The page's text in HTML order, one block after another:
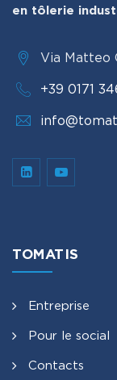
en tôlerie
Via Matteo
+39 0171
TOMATIS
Entreprise
Pour le social
Contacts